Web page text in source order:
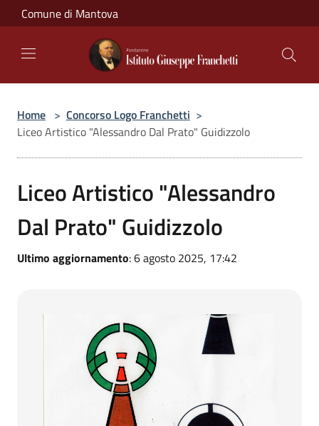
Salta al contenuto principale
Comune di Mantova
Home > Concorso Logo Franchetti >
Liceo Artistico "Alessandro Dal Prato" Guidizzolo
Liceo Artistico "Alessandro
Dal Prato" Guidizzolo
Ultimo aggiornamento: 6 agosto 2025, 17:42
Agata Sambinelli